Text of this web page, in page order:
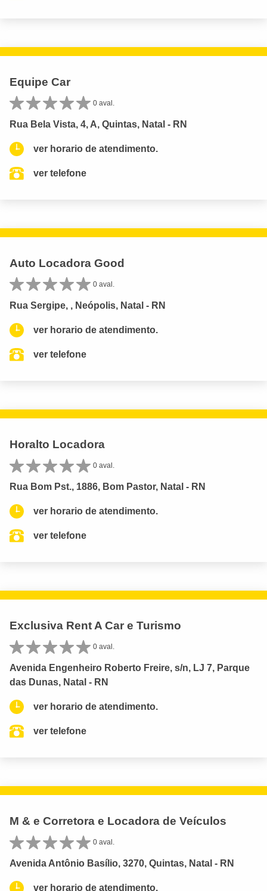
Equipe Car
0 aval.
Rua Bela Vista, 4, A, Quintas, Natal - RN
ver horario de atendimento.
ver telefone
Auto Locadora Good
0 aval.
Rua Sergipe, , Neópolis, Natal - RN
ver horario de atendimento.
ver telefone
Horalto Locadora
0 aval.
Rua Bom Pst., 1886, Bom Pastor, Natal - RN
ver horario de atendimento.
ver telefone
Exclusiva Rent A Car e Turismo
0 aval.
Avenida Engenheiro Roberto Freire, s/n, LJ 7, Parque
das Dunas, Natal - RN
ver horario de atendimento.
ver telefone
M & e Corretora e Locadora de Veículos
0 aval.
Avenida Antônio Basílio, 3270, Quintas, Natal - RN
ver horario de atendimento.